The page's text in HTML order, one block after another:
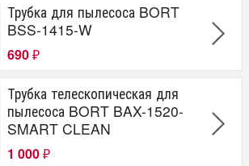
Трубка для пылесоса BORT
BSS-1415-W
690 ₽
Трубка телескопическая для
пылесоса BORT BAX-1520-
SMART CLEAN
1 000 ₽